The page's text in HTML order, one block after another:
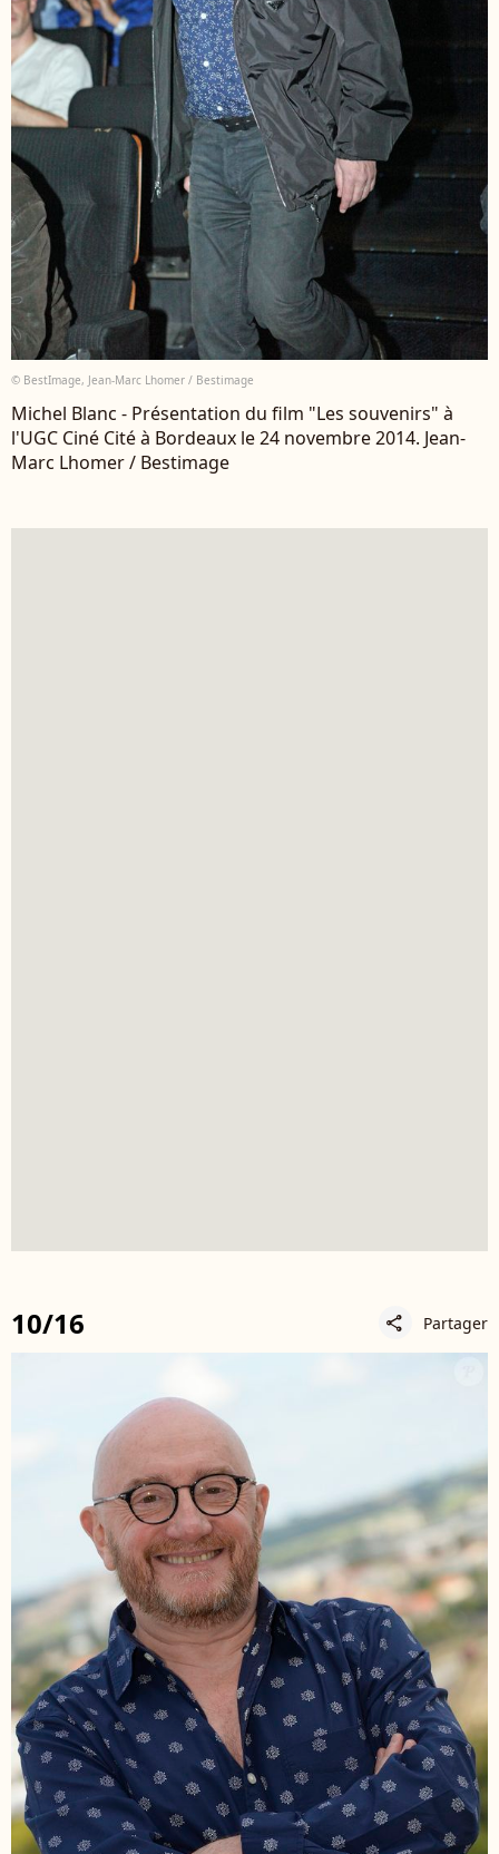
© BestImage, Jean-Marc Lhomer / Bestimage
Michel Blanc - Présentation du film "Les souvenirs" à
l'UGC Ciné Cité à Bordeaux le 24 novembre 2014. Jean-
Marc Lhomer / Bestimage
10/16 share Partager